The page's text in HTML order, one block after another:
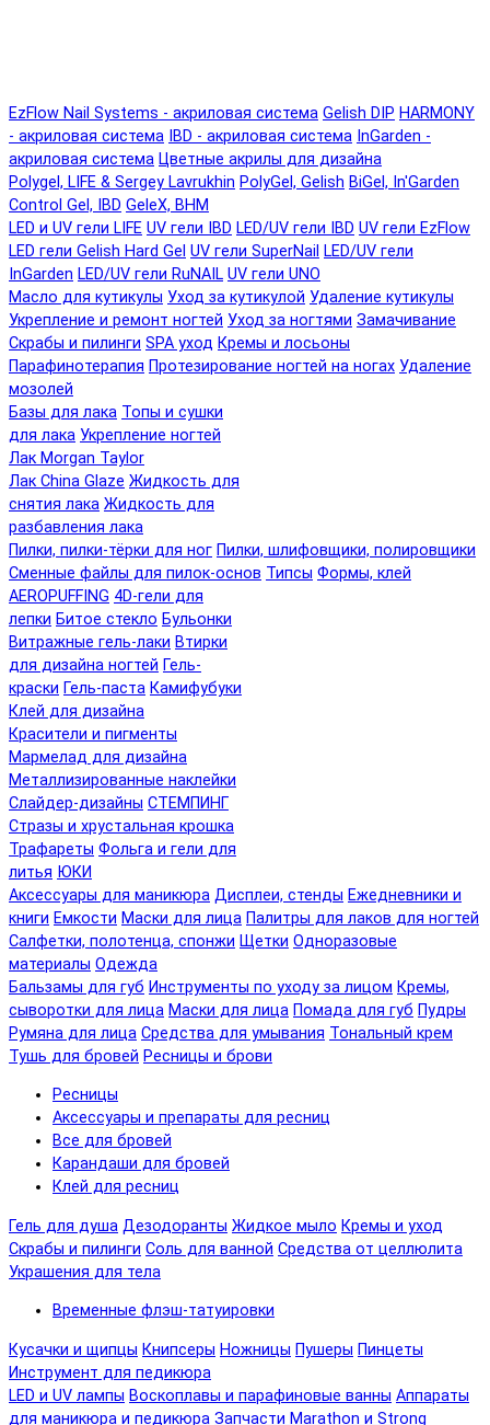
EzFlow Nail Systems - акриловая система Gelish DIP HARMONY
- акриловая система IBD - акриловая система InGarden -
акриловая система Цветные акрилы для дизайна
Polygel, LIFE & Sergey Lavrukhin PolyGel, Gelish BiGel, In'Garden
Control Gel, IBD GeleX, BHM
LED и UV гели LIFE UV гели IBD LED/UV гели IBD UV гели EzFlow
LED гели Gelish Hard Gel UV гели SuperNail LED/UV гели
InGarden LED/UV гели RuNAIL UV гели UNO
Масло для кутикулы Уход за кутикулой Удаление кутикулы
Укрепление и ремонт ногтей Уход за ногтями Замачивание
Скрабы и пилинги SPA уход Кремы и лосьоны
Парафинотерапия Протезирование ногтей на ногах Удаление
мозолей
Базы для лака Топы и сушки
для лака Укрепление ногтей
Лак Morgan Taylor
Лак China Glaze Жидкость для
снятия лака Жидкость для
разбавления лака
Пилки, пилки-тёрки для ног Пилки, шлифовщики, полировщики
Сменные файлы для пилок-основ Типсы Формы, клей
AEROPUFFING 4D-гели для
лепки Битое стекло Бульонки
Витражные гель-лаки Втирки
для дизайна ногтей Гель-
краски Гель-паста Камифубуки
Клей для дизайна
Красители и пигменты
Мармелад для дизайна
Металлизированные наклейки
Слайдер-дизайны СТЕМПИНГ
Стразы и хрустальная крошка
Трафареты Фольга и гели для
литья ЮКИ
Аксессуары для маникюра Дисплеи, стенды Ежедневники и
книги Емкости Маски для лица Палитры для лаков для ногтей
Салфетки, полотенца, спонжи Щетки Одноразовые
материалы Одежда
Бальзамы для губ Инструменты по уходу за лицом Кремы,
сыворотки для лица Маски для лица Помада для губ Пудры
Румяна для лица Средства для умывания Тональный крем
Тушь для бровей Ресницы и брови
Ресницы
Аксессуары и препараты для ресниц
Все для бровей
Карандаши для бровей
Клей для ресниц
Гель для душа Дезодоранты Жидкое мыло Кремы и уход
Скрабы и пилинги Соль для ванной Средства от целлюлита
Украшения для тела
Временные флэш-татуировки
Кусачки и щипцы Книпсеры Ножницы Пушеры Пинцеты
Инструмент для педикюра
LED и UV лампы Воскоплавы и парафиновые ванны Аппараты
для маникюра и педикюра Запчасти Marathon и Strong